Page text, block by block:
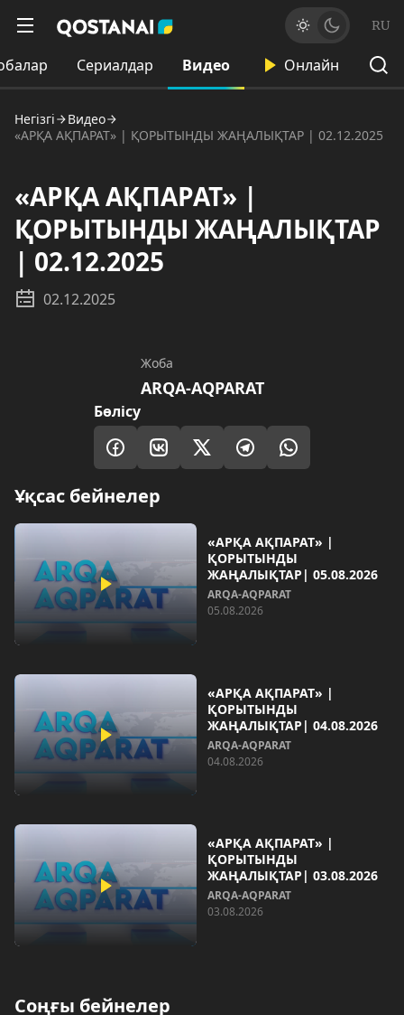
RU
Сериалдар Видео Онлайн
Негізгі
Видео
«АРҚА АҚПАРАТ» | ҚОРЫТЫНДЫ ЖАҢАЛЫҚТАР | 02.12.2025
«АРҚА АҚПАРАТ» |
ҚОРЫТЫНДЫ ЖАҢАЛЫҚТАР
| 02.12.2025
02.12.2025
Жоба
ARQA-AQPARAT
Бөлісу
Ұқсас бейнелер
«АРҚА АҚПАРАТ» |
ҚОРЫТЫНДЫ
ЖАҢАЛЫҚТАР| 05.08.2026
ARQA-AQPARAT
05.08.2026
«АРҚА АҚПАРАТ» |
ҚОРЫТЫНДЫ
ЖАҢАЛЫҚТАР| 04.08.2026
ARQA-AQPARAT
04.08.2026
«АРҚА АҚПАРАТ» |
ҚОРЫТЫНДЫ
ЖАҢАЛЫҚТАР| 03.08.2026
ARQA-AQPARAT
03.08.2026
Соңғы бейнелер